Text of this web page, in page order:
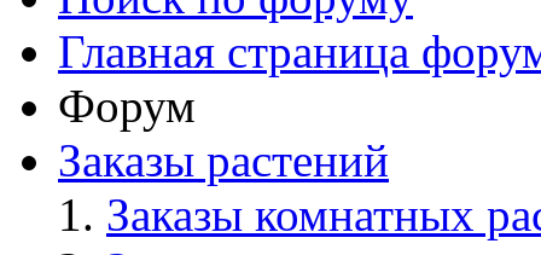
Главная страница
Форум
Заказы растений
Заказы комнатных